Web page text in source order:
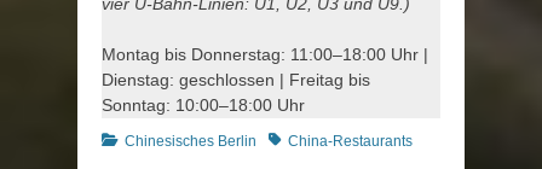
vier U-Bahn-Linien: U1, U2, U3 und U9.)
Montag bis Donnerstag: 11:00–18:00 Uhr |
Dienstag: geschlossen | Freitag bis
Sonntag: 10:00–18:00 Uhr
Kategorien
Chinesisches Berlin Schlagworte
China-Restaurants